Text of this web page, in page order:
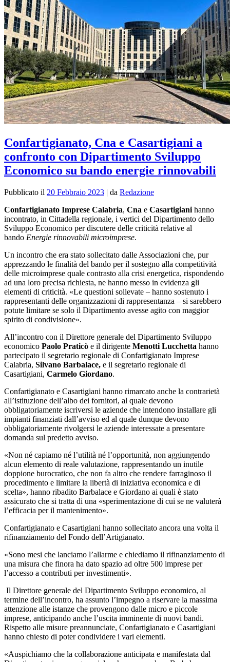
Confartigianato, Cna e Casartigiani a
confronto con Dipartimento Sviluppo
Economico su bando energie rinnovabili
Pubblicato il 20 Febbraio 2023 | da Redazione
Confartigianato Imprese Calabria, Cna e Casartigiani hanno
incontrato, in Cittadella regionale, i vertici del Dipartimento dello
Sviluppo Economico per discutere delle criticità relative al
bando Energie rinnovabili microimprese.
Un incontro che era stato sollecitato dalle Associazioni che, pur
apprezzando le finalità del bando per il sostegno alla competitività
delle microimprese quale contrasto alla crisi energetica, rispondendo
ad una loro precisa richiesta, ne hanno messo in evidenza gli
elementi di criticità. «Le questioni sollevate – hanno sostenuto i
rappresentanti delle organizzazioni di rappresentanza – si sarebbero
potute limitare se solo il Dipartimento avesse agito con maggior
spirito di condivisione».
All’incontro con il Direttore generale del Dipartimento Sviluppo
economico Paolo Praticò e il dirigente Menotti Lucchetta hanno
partecipato il segretario regionale di Confartigianato Imprese
Calabria, Silvano Barbalace, e il segretario regionale di
Casartigiani, Carmelo Giordano.
Confartigianato e Casartigiani hanno rimarcato anche la contrarietà
all’istituzione dell’albo dei fornitori, al quale devono
obbligatoriamente iscriversi le aziende che intendono installare gli
impianti finanziati dall’avviso ed al quale dunque devono
obbligatoriamente rivolgersi le aziende interessate a presentare
domanda sul predetto avviso.
«Non né capiamo né l’utilità né l’opportunità, non aggiungendo
alcun elemento di reale valutazione, rappresentando un inutile
doppione burocratico, che non fa altro che rendere farraginoso il
procedimento e limitare la libertà di iniziativa economica e di
scelta», hanno ribadito Barbalace e Giordano ai quali è stato
assicurato che si tratta di una «sperimentazione di cui se ne valuterà
l’efficacia per il mantenimento».
Confartigianato e Casartigiani hanno sollecitato ancora una volta il
rifinanziamento del Fondo dell’Artigianato.
«Sono mesi che lanciamo l’allarme e chiediamo il rifinanziamento di
una misura che finora ha dato spazio ad oltre 500 imprese per
l’accesso a contributi per investimenti».
Il Direttore generale del Dipartimento Sviluppo economico, al
termine dell’incontro, ha assunto l’impegno a riservare la massima
attenzione alle istanze che provengono dalle micro e piccole
imprese, anticipando anche l’uscita imminente di nuovi bandi.
Rispetto alle misure preannunciate, Confartigianato e Casartigiani
hanno chiesto di poter condividere i vari elementi.
«Auspichiamo che la collaborazione anticipata e manifestata dal